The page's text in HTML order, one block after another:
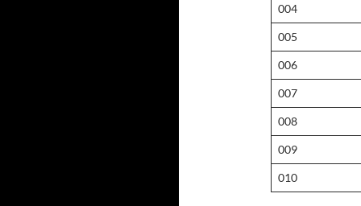
004
005
006
007
008
009
010